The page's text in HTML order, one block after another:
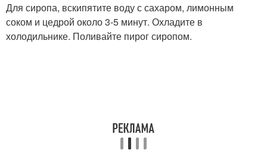
Для сиропа, вскипятите воду с сахаром, лимонным
соком и цедрой около 3-5 минут. Охладите в
холодильнике. Поливайте пирог сиропом.